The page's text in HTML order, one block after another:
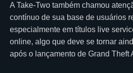
A Take-Two também chamou
contínuo de sua base de usuários
especialmente em títulos live
online, algo que deve se tornar
após o lançamento de Grand Theft